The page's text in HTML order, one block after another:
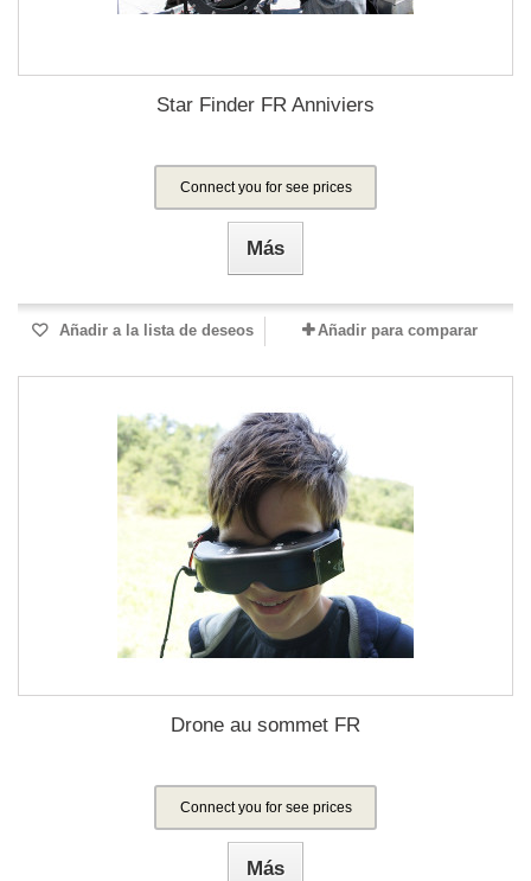
Star Finder FR Anniviers
Connect you for see prices
Más
Añadir a la lista de deseos Añadir para comparar
Drone au sommet FR
Connect you for see prices
Más